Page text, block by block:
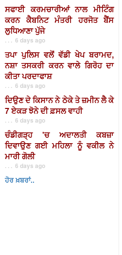
ਸਫਾਈ ਕਰਮਚਾਰੀਆਂ ਨਾਲ ਮੀਟਿੰਗ
ਕਰਨ ਕੈਬਨਿਟ ਮੰਤਰੀ ਹਰਜੋਤ ਬੈਂਸ
ਲੁਧਿਆਣਾ ਪੁੱਜੇ
. . . 6 days ago
ਤਪਾ ਪੁਲਿਸ ਵਲੋਂ ਵੱਡੀ ਖੇਪ ਬਰਾਮਦ,
ਨਸ਼ਾ ਤਸਕਰੀ ਕਰਨ ਵਾਲੇ ਗਿਰੋਹ ਦਾ
ਕੀਤਾ ਪਰਦਾਫਾਸ਼
. . . 6 days ago
ਦਿਉਣ ਦੇ ਕਿਸਾਨ ਨੇ ਠੇਕੇ ਤੇ ਜ਼ਮੀਨ ਲੈ ਕੇ
7 ਏਕੜ ਝੋਨੇ ਦੀ ਫ਼ਸਲ ਵਾਹੀ
. . . 6 days ago
ਚੰਡੀਗੜ੍ਹ 'ਚ ਅਦਾਲਤੀ ਕਬਜ਼ਾ
ਦਿਵਾਉਣ ਗਈ ਮਹਿਲਾ ਨੂੰ ਵਕੀਲ ਨੇ
ਮਾਰੀ ਗੋਲੀ
. . . 6 days ago
ਹੋਰ ਖ਼ਬਰਾਂ..